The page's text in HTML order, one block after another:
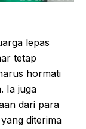
lepas
tetap
hormati
Ia juga
dari para
diterima